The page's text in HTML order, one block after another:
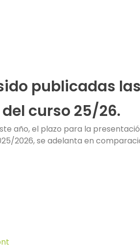
publicadas
curso 25/26.
Este año, el plazo para la
2026, se adelanta en